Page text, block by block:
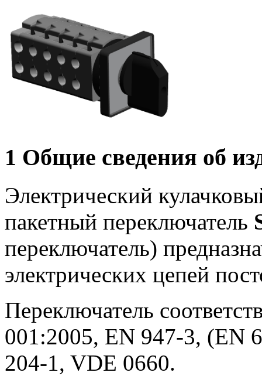
1 Общие сведения об
Электрический
пакетный переключатель
переключатель)
электрических цепей
Переключатель
001:2005, EN 947-3, (EN
204-1, VDE 0660.